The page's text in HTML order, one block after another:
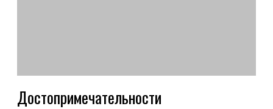
Достопримечательности